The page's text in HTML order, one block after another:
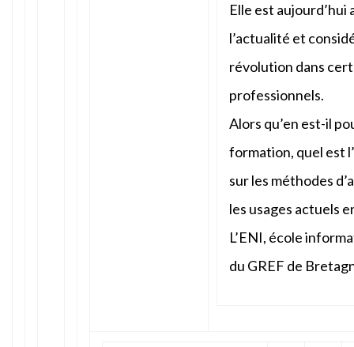
Elle est
l’actualité et
révolution dans
professionnels.
Alors qu’en est-il
formation, quel est
sur les méthodes
les usages actuels
L’ENI, école
du GREF de